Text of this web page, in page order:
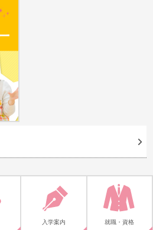
入学案内 就職・資格